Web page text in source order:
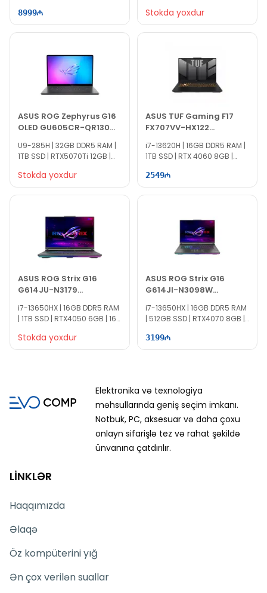
8999 Stokda yoxdur
ASUS ROG Zephyrus G16
OLED GU605CR-QR130
90NR0LZ5-M006S0
U9-285H | 32GB DDR5 RAM |
1TB SSD | RTX5070Ti 12GB |
Stokda yoxdur
ASUS TUF Gaming F17
FX707VV-HX122
90NR0CH5-M00690
i7-13620H | 16GB DDR5 RAM |
1TB SSD | RTX 4060 8GB |
2549
ASUS ROG Strix G16
G614JU-N3179
90NR0CC1-M00Z50
i7-13650HX | 16GB DDR5 RAM
| 1TB SSD | RTX4050 6GB | 16"
Stokda yoxdur
ASUS ROG Strix G16
G614JI-N3098W
90NR0D41-M00WS0
i7-13650HX | 16GB DDR5 RAM
| 512GB SSD | RTX4070 8GB |
3199
Elektronika və texnologiya
məhsullarında geniş seçim imkanı.
Notbuk, PC, aksesuar və daha çoxu
onlayn sifarişlə tez və rahat şəkildə
ünvanına çatdırılır.
LİNKLƏR
Haqqımızda
Əlaqə
Öz kompüterini yığ
Ən çox verilən suallar